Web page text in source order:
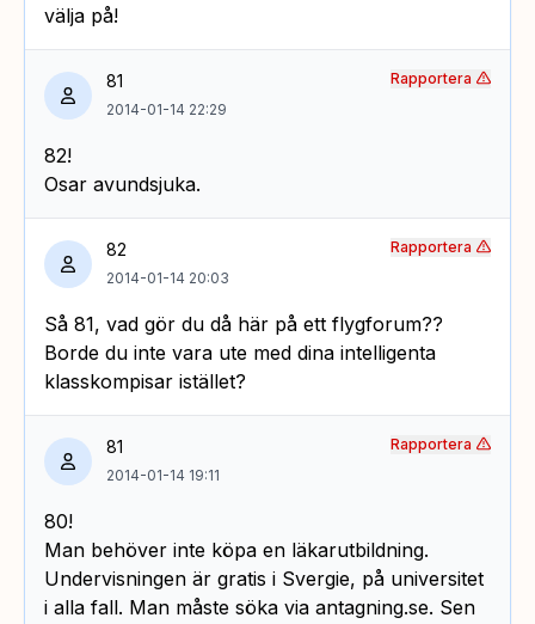
välja på!
81
2014-01-14 22:29
82!
Osar avundsjuka.
Rapportera
82
2014-01-14 20:03
Så 81, vad gör du då här på ett flygforum??
Borde du inte vara ute med dina intelligenta
klasskompisar istället?
Rapportera
81
2014-01-14 19:11
80!
Man behöver inte köpa en läkarutbildning.
Undervisningen är gratis i Svergie, på universitet
i alla fall. Man måste söka via antagning.se. Sen
Rapportera